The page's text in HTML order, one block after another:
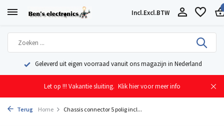
Incl.Excl.BTW
Geleverd uit eigen voorraad vanuit ons magazijn in Nederland
Let op !!! Vakantie sluiting. Klik hier voor meer info
Terug Home Chassis connector 5 polig incl...